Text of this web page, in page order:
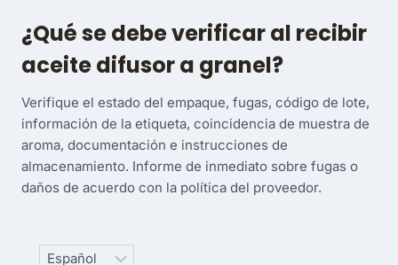
¿Qué se debe verificar al recibir
aceite difusor a granel?
Verifique el estado del empaque, fugas, código de lote,
información de la etiqueta, coincidencia de muestra de
aroma, documentación e instrucciones de
almacenamiento. Informe de inmediato sobre fugas o
daños de acuerdo con la política del proveedor.
Choose